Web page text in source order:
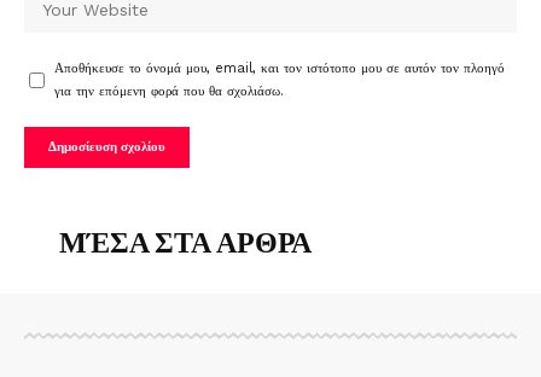
Αποθήκευσε το όνομά μου, email, και τον ιστότοπο μου σε αυτόν τον πλοηγό
για την επόμενη φορά που θα σχολιάσω.
ΜΈΣΑ ΣΤΑ ΑΡΘΡΑ